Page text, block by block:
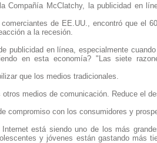
Compañía McClatchy, la publicidad en
de EE.UU., encontró que el
a la recesión.
publicidad en línea, especialmente
en esta economía? "Las siete
que los medios tradicionales.
medios de comunicación. Reduce el
compromiso con los consumidores y
está siendo uno de los más
y jóvenes están gastando más